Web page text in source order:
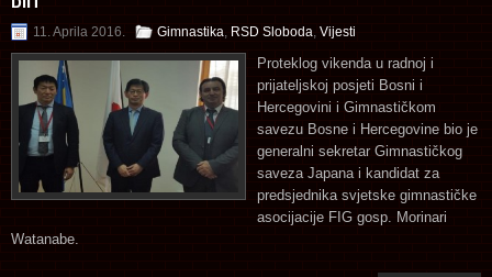
11. Aprila 2016. Gimnastika RSD Sloboda Vijesti
Proteklog vikenda u radnoj i
prijateljskoj posjeti Bosni i
Hercegovini i Gimnastičkom
savezu Bosne i Hercegovine bio je
generalni sekretar Gimnastičkog
saveza Japana i kandidat za
predsjednika svjetske gimnastičke
asocijacije FIG gosp. Morinari
Watanabe.